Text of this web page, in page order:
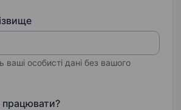
ваші особисті дані без вашого